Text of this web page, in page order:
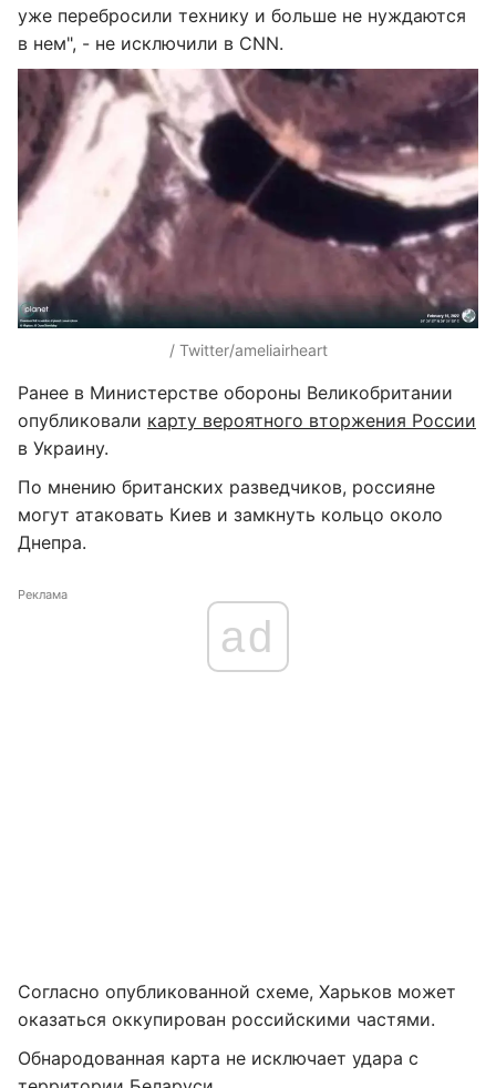
уже перебросили технику и больше не нуждаются
в нем", - не исключили в СNN.
/ Twitter/ameliairheart
Ранее в Министерстве обороны Великобритании
опубликовали карту вероятного вторжения России
в Украину.
По мнению британских разведчиков, россияне
могут атаковать Киев и замкнуть кольцо около
Днепра.
Реклама
ad
Согласно опубликованной схеме, Харьков может
оказаться оккупирован российскими частями.
Обнародованная карта не исключает удара с